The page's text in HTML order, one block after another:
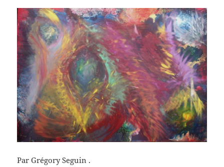
Par Grégory Seguin .